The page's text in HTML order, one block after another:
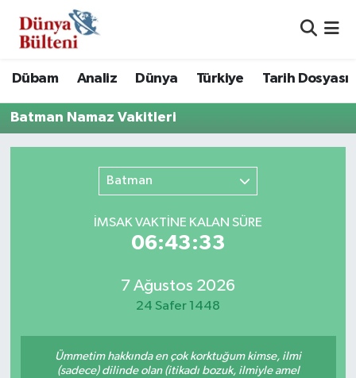
Dübam Analiz Dünya Türkiye Tarih Dosyası
Batman Namaz Vakitleri
Batman
İMSAK VAKTİNE KALAN SÜRE
06:43:33
7 Ağustos 2026
24 Safer 1448
Ümmetim hakkında en çok korktuğum kimse, ilmi
(sadece) dilinde olan (itikadı bozuk, ilmiyle amel
Hava Durumu
Trafik Durumu
Süper Lig Puan Durumu ve Fikstür
Son Dakika Haberleri